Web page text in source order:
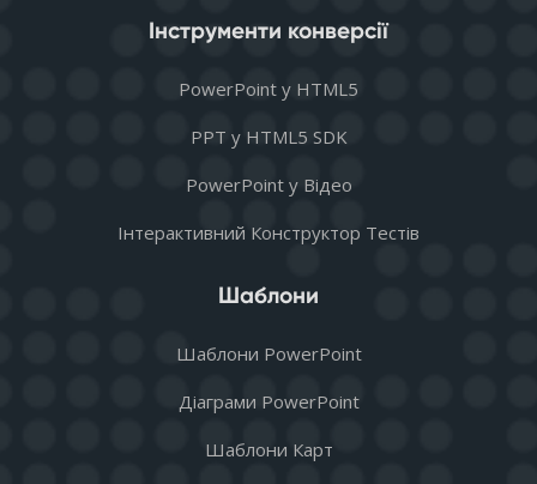
Інструменти конверсії
PowerPoint у HTML5
PPT у HTML5 SDK
PowerPoint у Відео
Інтерактивний Конструктор Тестів
Шаблони
Шаблони PowerPoint
Діаграми PowerPoint
Шаблони Карт